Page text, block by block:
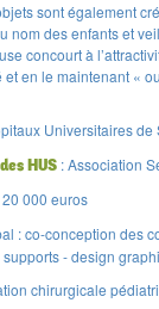
sont également
nom des enfants et
concourt à
en le maintenant «
Universitaires de
HUS :Association
20 000 euros
: co-conception des
- design
chirurgicale